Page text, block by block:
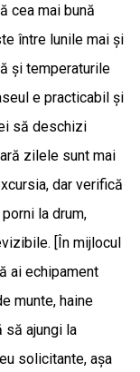
cea mai bună
între lunile mai și
și temperaturile
e practicabil și
să deschizi
zilele sunt mai
dar verifică
la drum,
[În mijlocul
ai echipament
munte, haine
să ajungi la
solicitante, așa